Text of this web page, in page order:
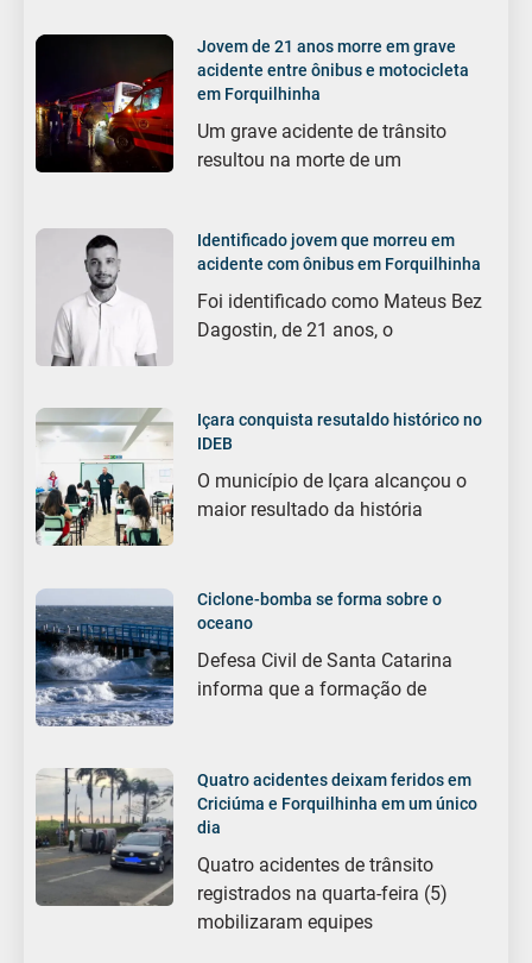
Jovem de 21 anos morre em grave
acidente entre ônibus e motocicleta
em Forquilhinha
Um grave acidente de trânsito
resultou na morte de um
Identificado jovem que morreu em
acidente com ônibus em Forquilhinha
Foi identificado como Mateus Bez
Dagostin, de 21 anos, o
Içara conquista resutaldo histórico no
IDEB
O município de Içara alcançou o
maior resultado da história
Ciclone-bomba se forma sobre o
oceano
Defesa Civil de Santa Catarina
informa que a formação de
Quatro acidentes deixam feridos em
Criciúma e Forquilhinha em um único
dia
Quatro acidentes de trânsito
registrados na quarta-feira (5)
mobilizaram equipes